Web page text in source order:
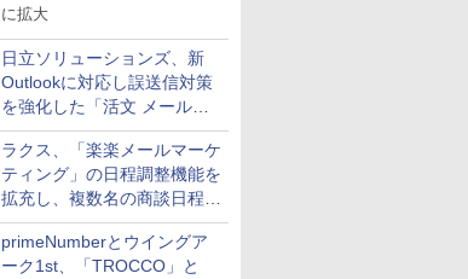
に拡大
日立ソリューションズ、新
Outlookに対応し誤送信対策
を強化した「活文 メール誤
送信防止アドインサービス」
を提供
ラクス、「楽楽メールマーケ
ティング」の日程調整機能を
拡充し、複数名の商談日程調
整を効率化
primeNumberとウイングア
ーク1st、「TROCCO」と